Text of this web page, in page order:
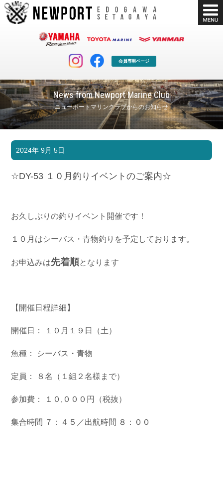
会員専用ページ
News from Newport Marine Club
ニューポートマリンクラブからのお知らせ
マリンクラブ
マリンライフを堪能したい！
ボート販売
ボート免許
長年の実績と信頼！
シースタイル
Sea-Style
Shop Info.
Contact us Company
採用情報
2024年 9月 5日
☆DY-53 １０月釣りイベントのご案内☆
お久しぶりの釣りイベント開催です！
１０月はシーバス・青物釣りを予定しております。
お申込みは先着順となります
【開催日程詳細】
開催日： １０月１９日（土）
魚種： シーバス・青物
定員： ８名（１組２名様まで）
参加費： １０,０００円（税抜）
集合時間 ７：４５／出航時間 ８：００